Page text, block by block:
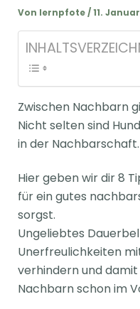
Von lernpfote/11.
Zwischen Nachbarn
Nicht selten sind
in der Nachbarschaft.
Hier geben wir dir 8
für ein gutes
sorgst.
Ungeliebtes
Unerfreulichkeiten
verhindern und
Nachbarn schon im